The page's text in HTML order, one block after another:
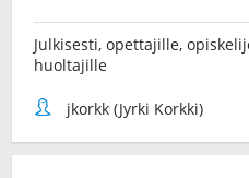
Julkisesti, opettajille,
huoltajille
jkorkk (Jyrki Korkki)